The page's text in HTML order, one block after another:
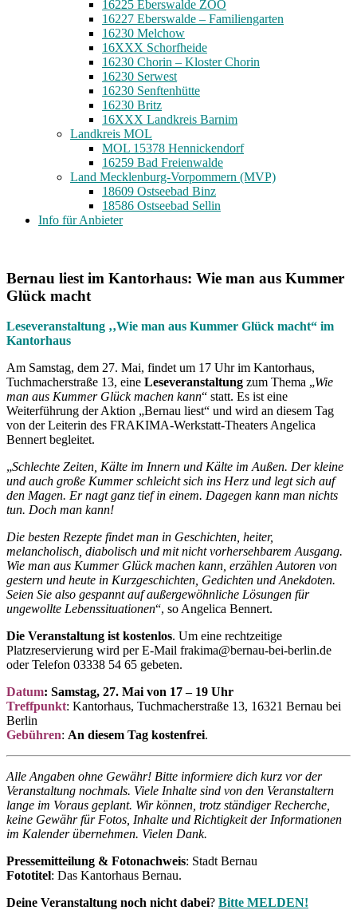
16225 Eberswalde ZOO
16227 Eberswalde – Familiengarten
16230 Melchow
16XXX Schorfheide
16230 Chorin – Kloster Chorin
16230 Serwest
16230 Senftenhütte
16230 Britz
16XXX Landkreis Barnim
Landkreis MOL
MOL 15378 Hennickendorf
16259 Bad Freienwalde
Land Mecklenburg-Vorpommern (MVP)
18609 Ostseebad Binz
18586 Ostseebad Sellin
Info für Anbieter
Bernau liest im Kantorhaus: Wie man aus Kummer
Glück macht
Leseveranstaltung ‚‚Wie man aus Kummer Glück macht“ im
Kantorhaus
Am Samstag, dem 27. Mai, findet um 17 Uhr im Kantorhaus,
Tuchmacherstraße 13, eine Leseveranstaltung zum Thema „Wie
man aus Kummer Glück machen kann“ statt. Es ist eine
Weiterführung der Aktion „Bernau liest“ und wird an diesem Tag
von der Leiterin des FRAKIMA-Werkstatt-Theaters Angelica
Bennert begleitet.
„Schlechte Zeiten, Kälte im Innern und Kälte im Außen. Der kleine
und auch große Kummer schleicht sich ins Herz und legt sich auf
den Magen. Er nagt ganz tief in einem. Dagegen kann man nichts
tun. Doch man kann!
Die besten Rezepte findet man in Geschichten, heiter,
melancholisch, diabolisch und mit nicht vorhersehbarem Ausgang.
Wie man aus Kummer Glück machen kann, erzählen Autoren von
gestern und heute in Kurzgeschichten, Gedichten und Anekdoten.
Seien Sie also gespannt auf außergewöhnliche Lösungen für
ungewollte Lebenssituationen“, so Angelica Bennert.
Die Veranstaltung ist kostenlos. Um eine rechtzeitige
Platzreservierung wird per E-Mail frakima@bernau-bei-berlin.de
oder Telefon 03338 54 65 gebeten.
Datum: Samstag, 27. Mai von 17 – 19 Uhr
Treffpunkt: Kantorhaus, Tuchmacherstraße 13, 16321 Bernau bei
Berlin
Gebühren: An diesem Tag kostenfrei.
Alle Angaben ohne Gewähr! Bitte informiere dich kurz vor der
Veranstaltung nochmals. Viele Inhalte sind von den Veranstaltern
lange im Voraus geplant. Wir können, trotz ständiger Recherche,
keine Gewähr für Fotos, Inhalte und Richtigkeit der Informationen
im Kalender übernehmen. Vielen Dank.
Pressemitteilung & Fotonachweis: Stadt Bernau
Fototitel: Das Kantorhaus Bernau.
Deine Veranstaltung noch nicht dabei? Bitte MELDEN!